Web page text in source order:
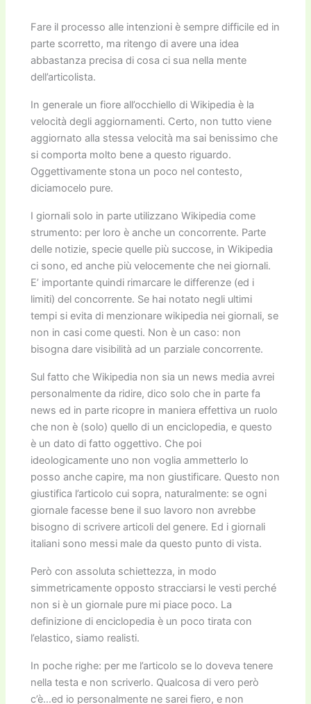
Fare il processo alle intenzioni è sempre difficile ed in
parte scorretto, ma ritengo di avere una idea
abbastanza precisa di cosa ci sua nella mente
dell’articolista.
In generale un fiore all’occhiello di Wikipedia è la
velocità degli aggiornamenti. Certo, non tutto viene
aggiornato alla stessa velocità ma sai benissimo che
si comporta molto bene a questo riguardo.
Oggettivamente stona un poco nel contesto,
diciamocelo pure.
I giornali solo in parte utilizzano Wikipedia come
strumento: per loro è anche un concorrente. Parte
delle notizie, specie quelle più succose, in Wikipedia
ci sono, ed anche più velocemente che nei giornali.
E’ importante quindi rimarcare le differenze (ed i
limiti) del concorrente. Se hai notato negli ultimi
tempi si evita di menzionare wikipedia nei giornali, se
non in casi come questi. Non è un caso: non
bisogna dare visibilità ad un parziale concorrente.
Sul fatto che Wikipedia non sia un news media avrei
personalmente da ridire, dico solo che in parte fa
news ed in parte ricopre in maniera effettiva un ruolo
che non è (solo) quello di un enciclopedia, e questo
è un dato di fatto oggettivo. Che poi
ideologicamente uno non voglia ammetterlo lo
posso anche capire, ma non giustificare. Questo non
giustifica l’articolo cui sopra, naturalmente: se ogni
giornale facesse bene il suo lavoro non avrebbe
bisogno di scrivere articoli del genere. Ed i giornali
italiani sono messi male da questo punto di vista.
Però con assoluta schiettezza, in modo
simmetricamente opposto stracciarsi le vesti perché
non si è un giornale pure mi piace poco. La
definizione di enciclopedia è un poco tirata con
l’elastico, siamo realisti.
In poche righe: per me l’articolo se lo doveva tenere
nella testa e non scriverlo. Qualcosa di vero però
c’è…ed io personalmente ne sarei fiero, e non